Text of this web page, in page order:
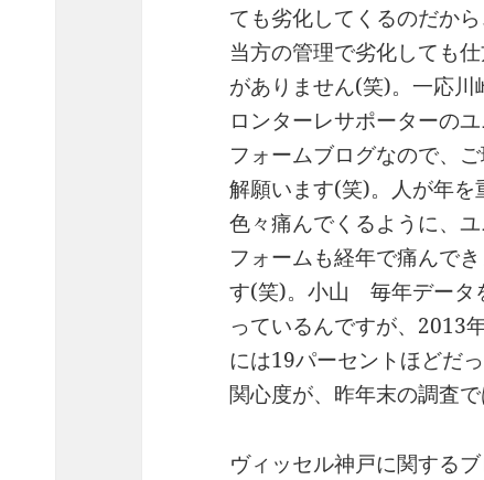
ても劣化してくるのだから
当方の管理で劣化しても
がありません(笑)。一応川
ロンターレサポーターの
フォームブログなので、ご
解願います(笑)。人が年を
色々痛んでくるように、ユ
フォームも経年で痛んでき
す(笑)。小山 毎年データ
っているんですが、2013
には19パーセントほどだ
関心度が、昨年末の調査
ヴィッセル神戸に関する